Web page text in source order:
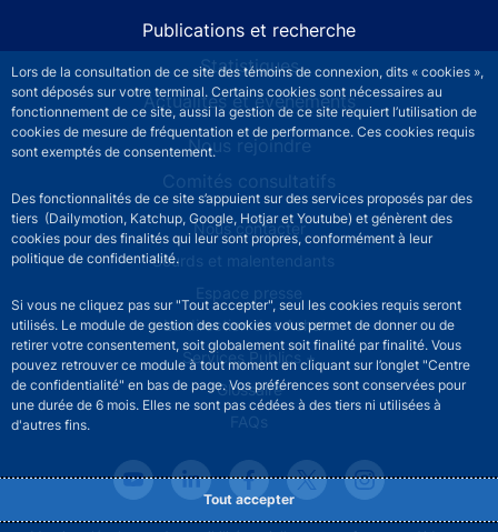
Lors de la consultation de ce site des témoins de connexion, dits « cookies »,
sont déposés sur votre terminal. Certains cookies sont nécessaires au
fonctionnement de ce site, aussi la gestion de ce site requiert l’utilisation de
cookies de mesure de fréquentation et de performance. Ces cookies requis
sont exemptés de consentement.
Des fonctionnalités de ce site s’appuient sur des services proposés par des
tiers (Dailymotion, Katchup, Google, Hotjar et Youtube) et génèrent des
cookies pour des finalités qui leur sont propres, conformément à leur
politique de confidentialité.
Si vous ne cliquez pas sur "Tout accepter", seul les cookies requis seront
utilisés. Le module de gestion des cookies vous permet de donner ou de
retirer votre consentement, soit globalement soit finalité par finalité. Vous
pouvez retrouver ce module à tout moment en cliquant sur l’onglet "Centre
de confidentialité" en bas de page. Vos préférences sont conservées pour
une durée de 6 mois. Elles ne sont pas cédées à des tiers ni utilisées à
d'autres fins.
Tout accepter
Publications et recherche
Statistiques
Actualités et événements
Nous rejoindre
Comités consultatifs
Footer secondary menuNous contacter
Sourds et malentendants
Espace presse
La direction des Achats
Services Publics +
Glossaire
FAQs